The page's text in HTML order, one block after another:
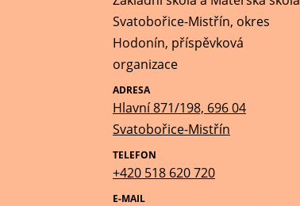
Svatobořice-Mistřín, okres
Hodonín, příspěvková
organizace
ADRESA
Hlavní 871/198, 696 04
Svatobořice-Mistřín
TELEFON
+420 518 620 720
E-MAIL